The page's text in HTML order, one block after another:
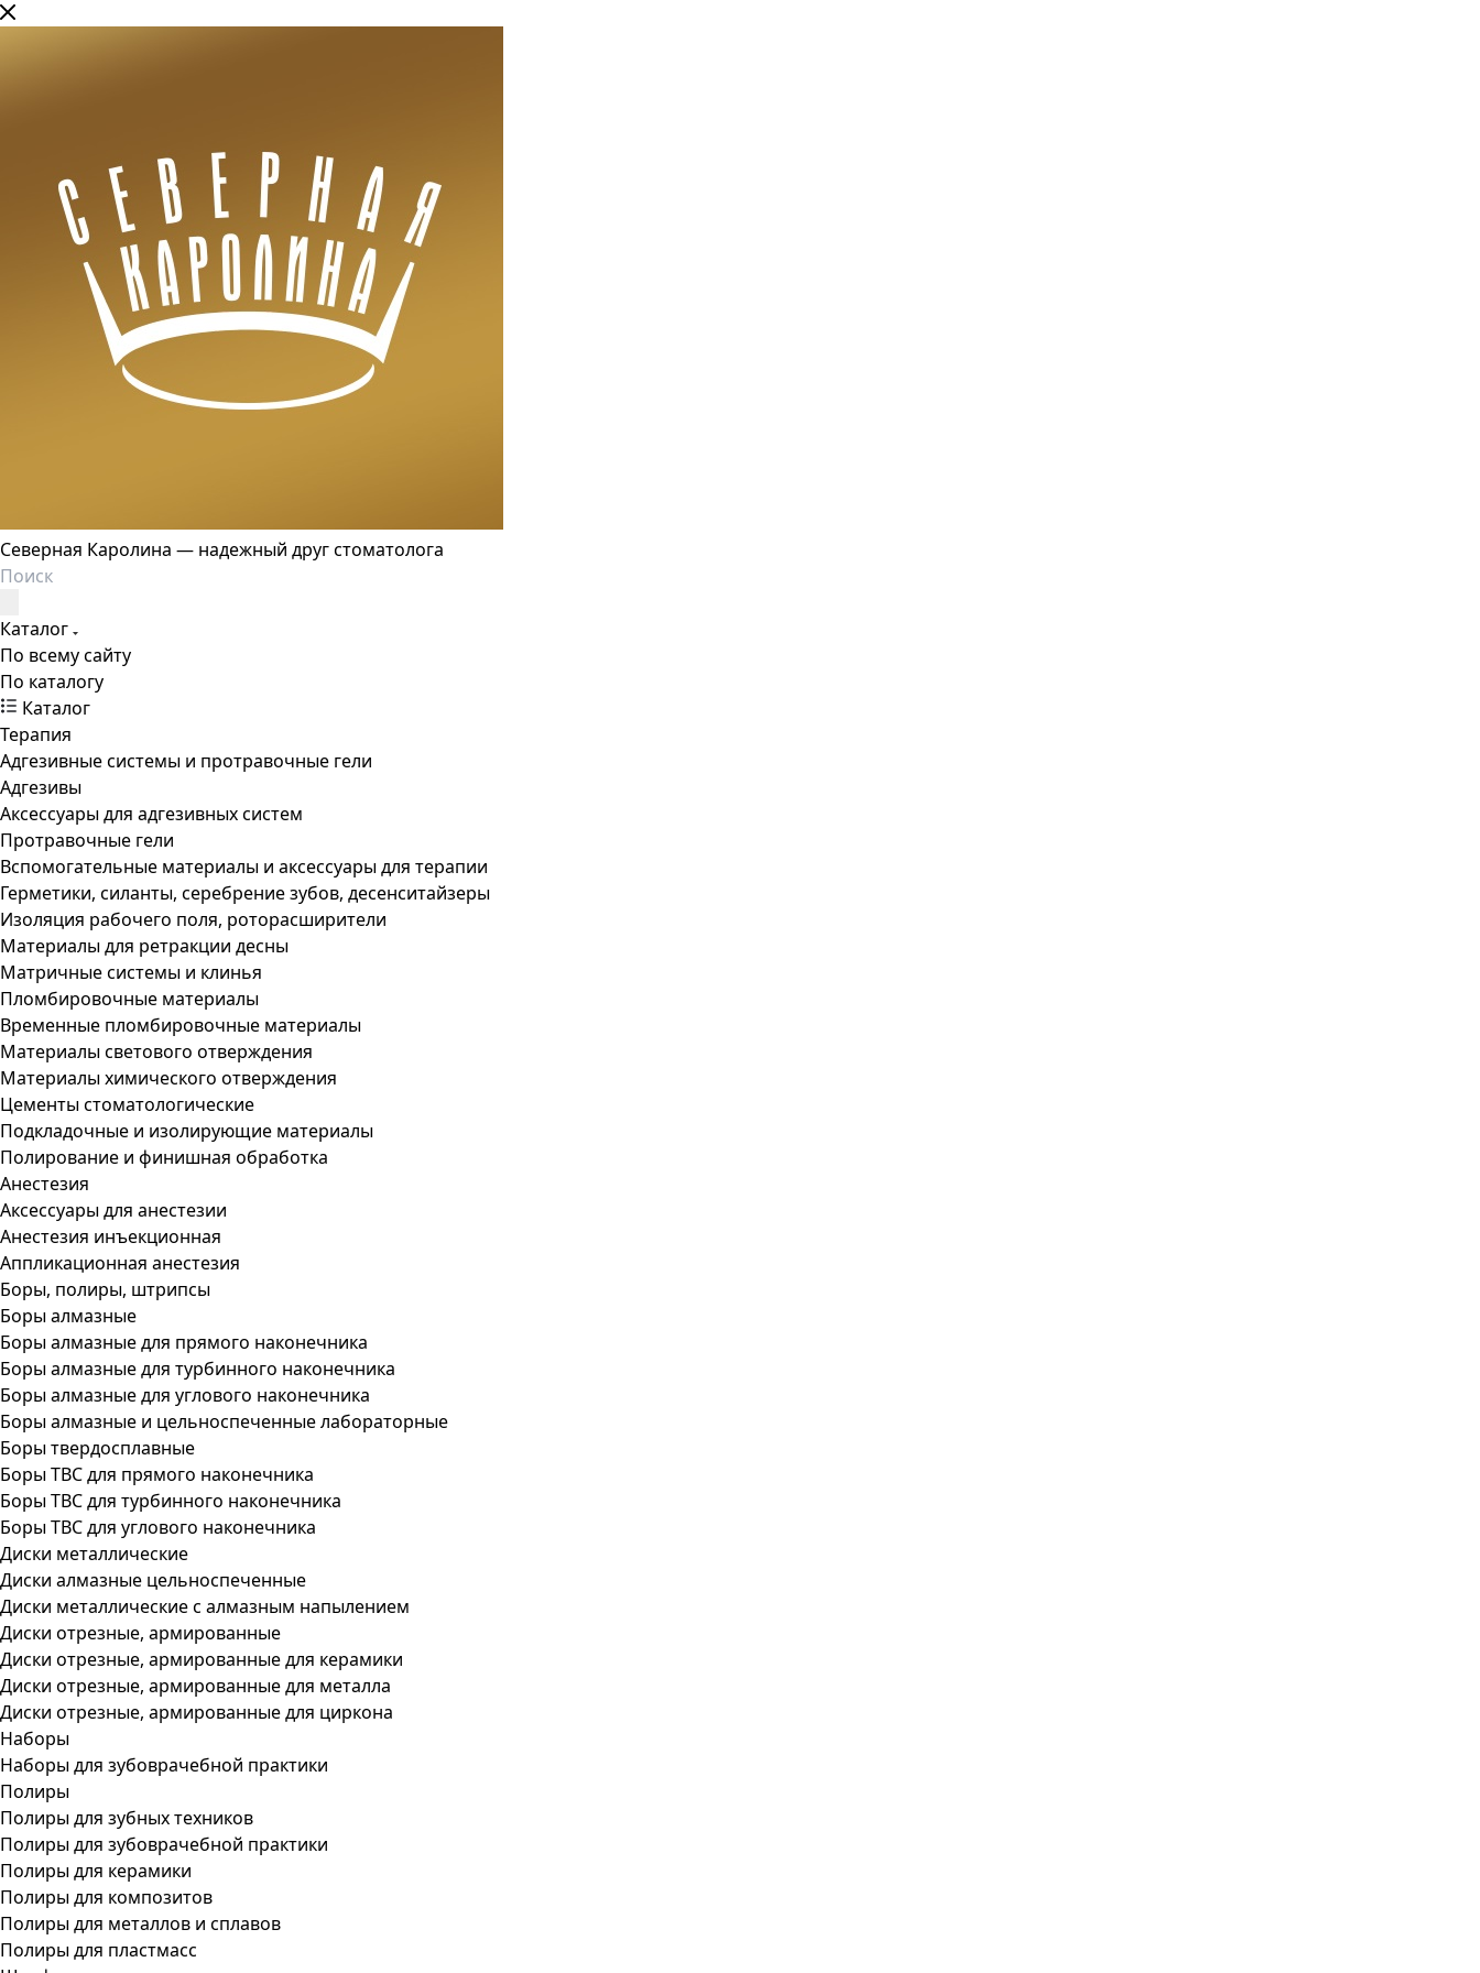
Северная Каролина — надежный друг стоматолога
Каталог
По всему сайту
По каталогу
Каталог
Терапия
Адгезивные системы и протравочные гели
Адгезивы
Аксессуары для адгезивных систем
Протравочные гели
Вспомогательные материалы и аксессуары для терапии
Герметики, силанты, серебрение зубов, десенситайзеры
Изоляция рабочего поля, роторасширители
Материалы для ретракции десны
Матричные системы и клинья
Пломбировочные материалы
Временные пломбировочные материалы
Материалы светового отверждения
Материалы химического отверждения
Цементы стоматологические
Подкладочные и изолирующие материалы
Полирование и финишная обработка
Анестезия
Аксессуары для анестезии
Анестезия инъекционная
Аппликационная анестезия
Боры, полиры, штрипсы
Боры алмазные
Боры алмазные для прямого наконечника
Боры алмазные для турбинного наконечника
Боры алмазные для углового наконечника
Боры алмазные и цельноспеченные лабораторные
Боры твердосплавные
Боры ТВС для прямого наконечника
Боры ТВС для турбинного наконечника
Боры ТВС для углового наконечника
Диски металлические
Диски алмазные цельноспеченные
Диски металлические с алмазным напылением
Диски отрезные, армированные
Диски отрезные, армированные для керамики
Диски отрезные, армированные для металла
Диски отрезные, армированные для циркона
Наборы
Наборы для зубоврачебной практики
Полиры
Полиры для зубных техников
Полиры для зубоврачебной практики
Полиры для керамики
Полиры для композитов
Полиры для металлов и сплавов
Полиры для пластмасс